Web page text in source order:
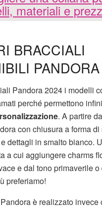
materiali e
BRACCIALI
PANDORA
Pandora 2024 i modelli
perché permettono
. A partire
con chiusura a forma di
dettagli in smalto bianco.
a cui aggiungere charms
e dal tono primaverile
preferiamo!
è realizzato invece